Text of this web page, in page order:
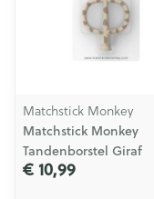
Matchstick Monkey
Matchstick Monkey
Tandenborstel Giraf
€ 10,99